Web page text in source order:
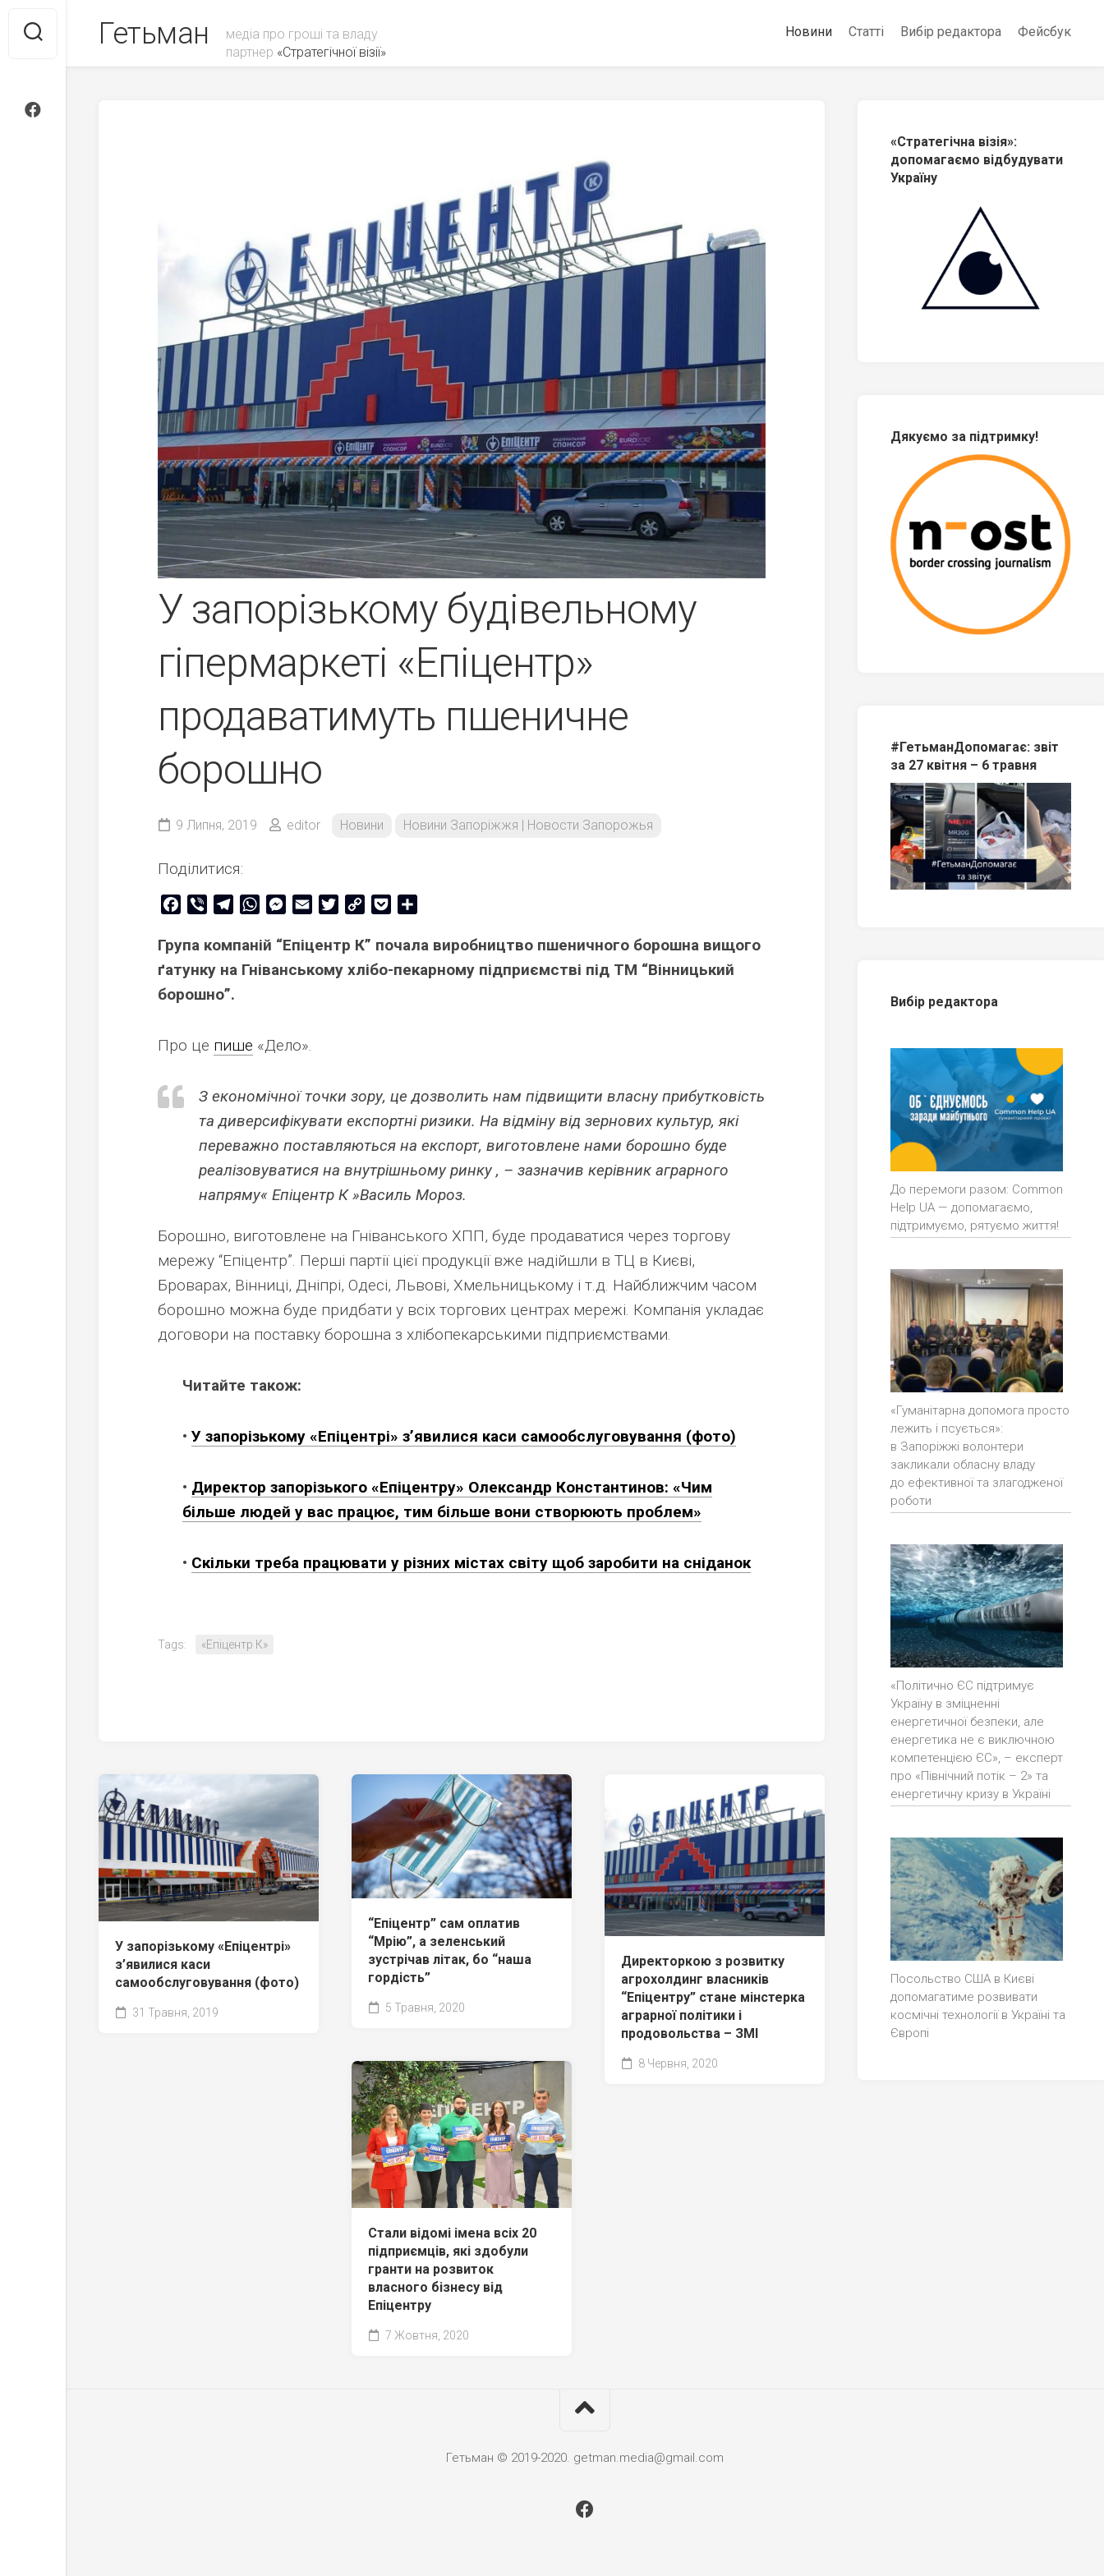
content
Гетьман
медіа про гроші та владу
партнер «Стратегічної візії»
Новини Статті Вибір редактора Фейсбук
У запорізькому будівельному
гіпермаркеті «Епіцентр»
продаватимуть пшеничне
борошно
9 Липня, 2019 editor Новини Новини Запоріжжя | Новости Запорожья
Поділитися:
Facebook
Viber TelegramWhatsAppMessenger
Email TwitterCopy
Pocket
Група компаній “Епіцентр К” почала виробництво пшеничного борошна вищого
ґатунку на Гніванському хлібо-пекарному підприємстві під ТМ “Вінницький
борошно”.
Про це пише «Дело».
З економічної точки зору, це дозволить нам підвищити власну прибутковість
та диверсифікувати експортні ризики. На відміну від зернових культур, які
переважно поставляються на експорт, виготовлене ​​нами борошно буде
реалізовуватися на внутрішньому ринку , – зазначив керівник аграрного
напряму« Епіцентр К »Василь Мороз.
Борошно, виготовлене на Гніванського ХПП, буде продаватися через торгову
мережу “Епіцентр”. Перші партії цієї продукції вже надійшли в ТЦ в Києві,
Броварах, Вінниці, Дніпрі, Одесі, Львові, Хмельницькому і т.д. Найближчим часом
борошно можна буде придбати у всіх торгових центрах мережі. Компанія укладає
договори на поставку борошна з хлібопекарськими підприємствами.
Читайте також:
• У запорізькому «Епіцентрі» з’явилися каси самообслуговування (фото)
• Директор запорізького «Епіцентру» Олександр Константинов: «Чим
більше людей у вас працює, тим більше вони створюють проблем»
• Скільки треба працювати у різних містах світу щоб заробити на сніданок
Tags: «Епіцентр К»
У запорізькому «Епіцентрі»
з’явилися каси
самообслуговування (фото)
31 Травня, 2019
“Епіцентр” сам оплатив
“Мрію”, а зеленський
зустрічав літак, бо “наша
гордість”
5 Травня, 2020
Директоркою з розвитку
агрохолдинг власників
“Епіцентру” стане мінстерка
аграрної політики і
продовольства – ЗМІ
8 Червня, 2020
Стали відомі імена всіх 20
підприємців, які здобули
гранти на розвиток
власного бізнесу від
Епіцентру
7 Жовтня, 2020
«Стратегічна візія»:
допомагаємо відбудувати
Україну
Дякуємо за підтримку!
#ГетьманДопомагає: звіт
за 27 квітня – 6 травня
Вибір редактора
До перемоги разом: Common
Help UA — допомагаємо,
підтримуємо, рятуємо життя!
«Гуманітарна допомога просто
лежить і псується»:
в Запоріжжі волонтери
закликали обласну владу
до ефективної та злагодженої
роботи
«Політично ЄС підтримує
Україну в зміцненні
енергетичної безпеки, але
енергетика не є виключною
компетенцією ЄС», – експерт
про «Північний потік – 2» та
енергетичну кризу в Україні
Посольство США в Києві
допомагатиме розвивати
космічні технології в Україні та
Європі
Гетьман © 2019-2020. getman.media@gmail.com